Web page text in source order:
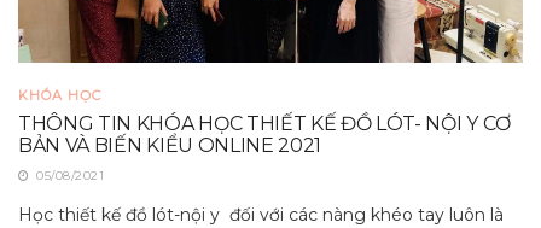
KHÓA HỌC
THÔNG TIN KHÓA HỌC THIẾT KẾ ĐỒ LÓT- NỘI Y CƠ
BẢN VÀ BIẾN KIỂU ONLINE 2021
05/08/2021
Học thiết kế đồ lót-nội y đối với các nàng khéo tay luôn là